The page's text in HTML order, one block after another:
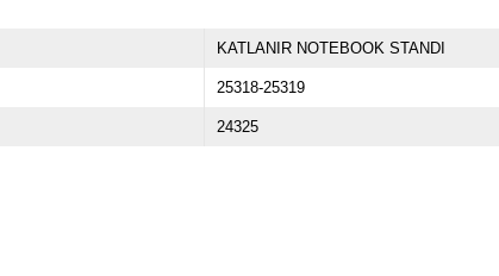
KATLANIR NOTEBOOK STANDI
25318-25319
24325